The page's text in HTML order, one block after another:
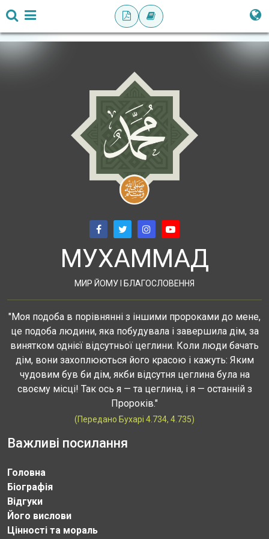
МУХАММАД
МИР ЙОМУ І БЛАГОСЛОВЕННЯ
"Моя подоба в порівнянні з іншими пророками до мене,
це подоба людини, яка побудувала і завершила дім, за
винятком однієї відсутньої цеглини. Коли люди бачать
дім, вони захоплюються його красою і кажуть: Яким
чудовим був би дім, якби відсутня цеглина була на
своєму місці! Так ось я — та цеглина, і я — останній з
Пророків."
(Передано Бухарі 4.734, 4.735)
Важливі посилання
Головна
Біографія
Відгуки
Його вислови
Цінності та мораль